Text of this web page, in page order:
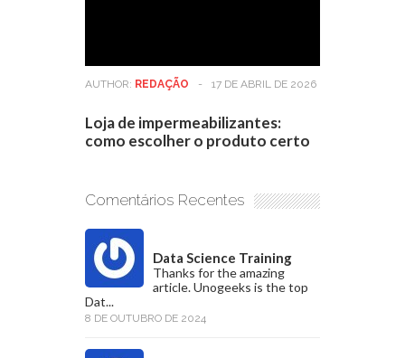
AUTHOR: REDAÇÃO - 17 DE ABRIL DE 2026
Loja de impermeabilizantes:
como escolher o produto certo
Comentários Recentes
Data Science Training
Thanks for the amazing
article. Unogeeks is the top
Dat...
8 DE OUTUBRO DE 2024